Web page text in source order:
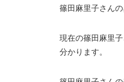
篠田麻里子さん
現在の篠田麻里
分かります。